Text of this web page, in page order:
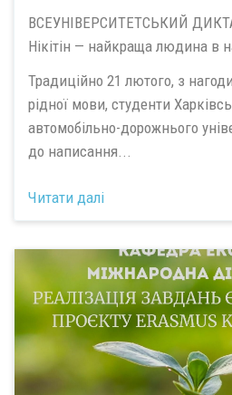
ВСЕУНІВЕРСИТЕТСЬКИЙ
Нікітін — найкраща людина в
Традиційно 21 лютого, з
рідної мови, студенти
автомобільно-дорожнього
до написання...
Читати далі